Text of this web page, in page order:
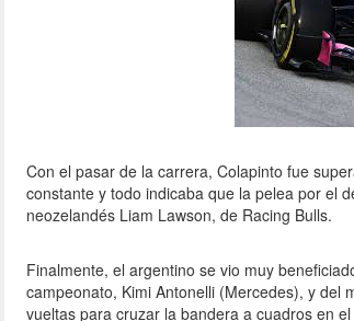
Con el pasar de la carrera, Colapinto fue
constante y todo indicaba que la pelea por el
neozelandés Liam Lawson, de Racing Bulls.
Finalmente, el argentino se vio muy
campeonato, Kimi Antonelli (Mercedes), y del
vueltas para cruzar la bandera a cuadros en